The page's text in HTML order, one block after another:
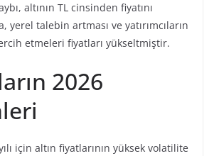
altının TL cinsinden fiyatını
yerel talebin artması ve yatırımcıların
etmeleri fiyatları yükseltmiştir.
2026
için altın fiyatlarının yüksek volatilite